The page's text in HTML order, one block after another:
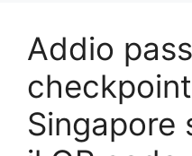
Addio
Singapore